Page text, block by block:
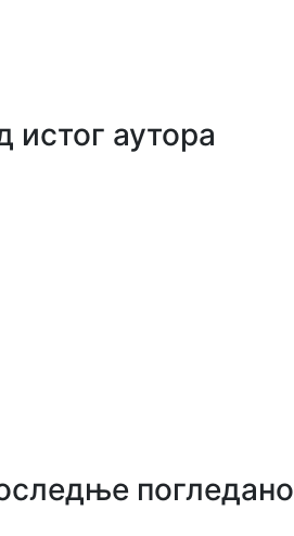
истог аутора
погледано